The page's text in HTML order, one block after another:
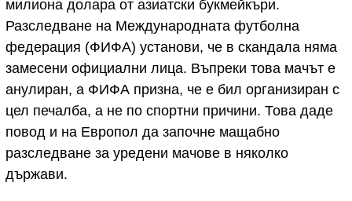
милиона долара от азиатски букмейкъри.
Разследване на Международната футболна
федерация (ФИФА) установи, че в скандала няма
замесени официални лица. Въпреки това мачът е
анулиран, а ФИФА призна, че е бил организиран с
цел печалба, а не по спортни причини. Това даде
повод и на Европол да започне мащабно
разследване за уредени мачове в няколко
държави.